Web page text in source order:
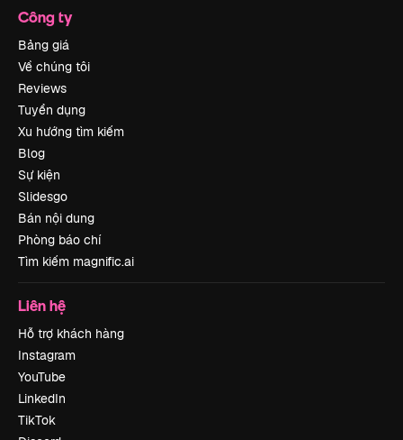
Công ty
Bảng giá
Về chúng tôi
Reviews
Tuyển dụng
Xu hướng tìm kiếm
Blog
Sự kiện
Slidesgo
Bán nội dung
Phòng báo chí
Tìm kiếm magnific.ai
Liên hệ
Hỗ trợ khách hàng
Instagram
YouTube
LinkedIn
TikTok